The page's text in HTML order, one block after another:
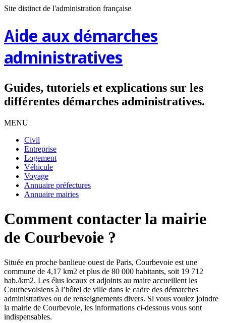
Site distinct de l'administration française
Aide aux démarches
administratives
Guides, tutoriels et explications sur les
différentes démarches administratives.
MENU
Civil
Entreprise
Logement
Véhicule
Voyage
Annuaire préfectures
Annuaire mairies
Comment contacter la mairie
de Courbevoie ?
Située en proche banlieue ouest de Paris, Courbevoie est une
commune de 4,17 km2 et plus de 80 000 habitants, soit 19 712
hab./km2. Les élus locaux et adjoints au maire accueillent les
Courbevoisiens à l’hôtel de ville dans le cadre des démarches
administratives ou de renseignements divers. Si vous voulez joindre
la mairie de Courbevoie, les informations ci-dessous vous sont
indispensables.